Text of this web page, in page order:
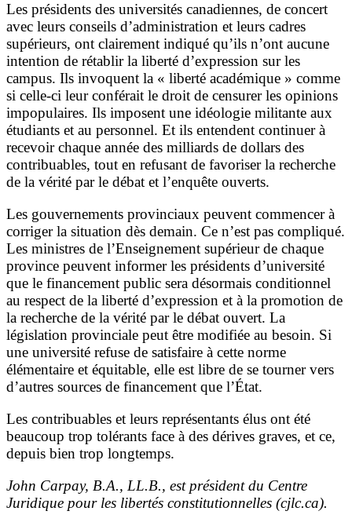
Les présidents des universités canadiennes, de concert
avec leurs conseils d’administration et leurs cadres
supérieurs, ont clairement indiqué qu’ils n’ont aucune
intention de rétablir la liberté d’expression sur les
campus. Ils invoquent la « liberté académique » comme
si celle-ci leur conférait le droit de censurer les opinions
impopulaires. Ils imposent une idéologie militante aux
étudiants et au personnel. Et ils entendent continuer à
recevoir chaque année des milliards de dollars des
contribuables, tout en refusant de favoriser la recherche
de la vérité par le débat et l’enquête ouverts.
Les gouvernements provinciaux peuvent commencer à
corriger la situation dès demain. Ce n’est pas compliqué.
Les ministres de l’Enseignement supérieur de chaque
province peuvent informer les présidents d’université
que le financement public sera désormais conditionnel
au respect de la liberté d’expression et à la promotion de
la recherche de la vérité par le débat ouvert. La
législation provinciale peut être modifiée au besoin. Si
une université refuse de satisfaire à cette norme
élémentaire et équitable, elle est libre de se tourner vers
d’autres sources de financement que l’État.
Les contribuables et leurs représentants élus ont été
beaucoup trop tolérants face à des dérives graves, et ce,
depuis bien trop longtemps.
John Carpay, B.A., LL.B., est président du Centre
Juridique pour les libertés constitutionnelles (cjlc.ca).